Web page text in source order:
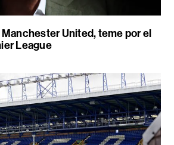
United, teme por el
League